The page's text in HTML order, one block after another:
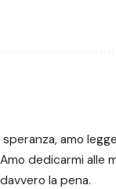
amo
dedicarmi
la pena.